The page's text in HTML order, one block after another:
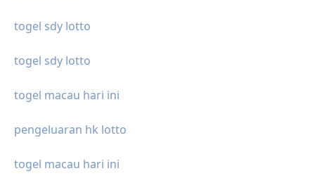
togel sdy lotto
togel sdy lotto
togel macau hari ini
pengeluaran hk lotto
togel macau hari ini